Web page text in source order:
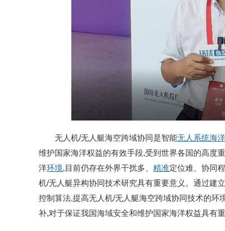
无人机/无人艇海空跨域协同是智能无人系统海洋
维护国家海洋权益的有效手段,受到世界各国的高度
洋环境,目前仍存在外界干扰多、 精准定位难、协同
机/无人艇异构协同技术研究具有重要意义。通过建立
控制算法,提高无人机/无人艇海空跨域协同技术的
补,对于保证我国海域安全和维护国家海洋权益具有